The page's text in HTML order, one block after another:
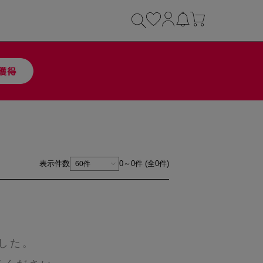
表示件数 0～0件 (全0件)
た。